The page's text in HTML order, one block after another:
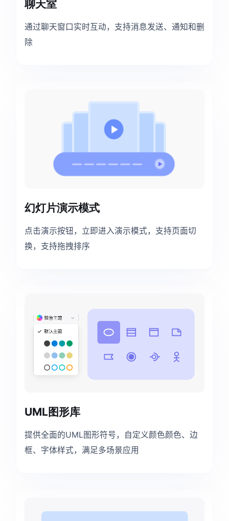
聊天室
通过聊天窗口实时互动，支持消息发送、通知和删
除
幻灯片演示模式
点击演示按钮，立即进入演示模式，支持页面切
换，支持拖拽排序
UML图形库
提供全面的UML图形符号，自定义颜色颜色、边
框、字体样式，满足多场景应用